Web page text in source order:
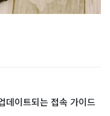
데이트되는 접속 가이드